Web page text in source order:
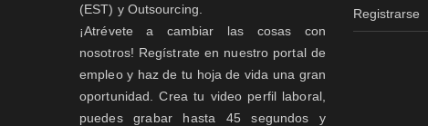
(EST) y Outsourcing.
¡Atrévete a cambiar las cosas con
nosotros! Regístrate en nuestro portal de
empleo y haz de tu hoja de vida una gran
oportunidad. Crea tu video perfil laboral,
puedes grabar hasta 45 segundos y
Registrarse